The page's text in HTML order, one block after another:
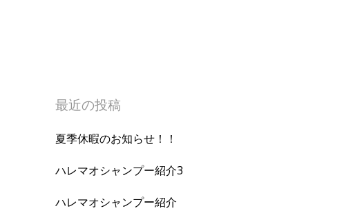
最近の投稿
夏季休暇のお知らせ！！
ハレマオシャンプー紹介3
ハレマオシャンプー紹介